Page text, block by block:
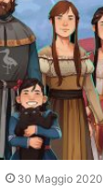
30 Maggio 2020